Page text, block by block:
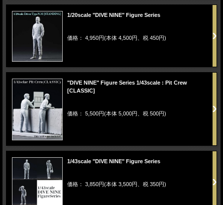
1/20scale "DIVE NINE" Figure Series
価格： 4,950円(本体 4,500円、税 450円)
"DIVE NINE" Figure Series 1/43scale : Pit Crew
[CLASSIC]
価格： 5,500円(本体 5,000円、税 500円)
1/43scale "DIVE NINE" Figure Series
価格： 3,850円(本体 3,500円、税 350円)